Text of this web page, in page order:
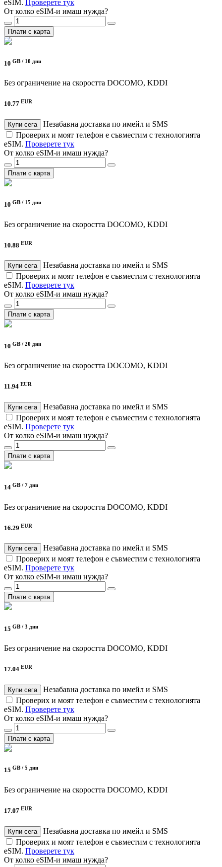
eSIM.
Проверете тук
От колко eSIM-и имаш нужда?
Плати с карта
10 GB / 10 дни
Без ограничение на скоростта DOCOMO, KDDI
10.77 EUR
Купи сега
Незабавна доставка по имейл и SMS
Проверих и моят телефон е съвместим с технологията
eSIM. Проверете тук
От колко eSIM-и имаш нужда?
Плати с карта
10 GB / 15 дни
Без ограничение на скоростта DOCOMO, KDDI
10.88 EUR
Купи сега
Незабавна доставка по имейл и SMS
Проверих и моят телефон е съвместим с технологията
eSIM. Проверете тук
От колко eSIM-и имаш нужда?
Плати с карта
10 GB / 20 дни
Без ограничение на скоростта DOCOMO, KDDI
11.94 EUR
Купи сега
Незабавна доставка по имейл и SMS
Проверих и моят телефон е съвместим с технологията
eSIM. Проверете тук
От колко eSIM-и имаш нужда?
Плати с карта
14 GB / 7 дни
Без ограничение на скоростта DOCOMO, KDDI
16.29 EUR
Купи сега
Незабавна доставка по имейл и SMS
Проверих и моят телефон е съвместим с технологията
eSIM. Проверете тук
От колко eSIM-и имаш нужда?
Плати с карта
15 GB / 3 дни
Без ограничение на скоростта DOCOMO, KDDI
17.04 EUR
Купи сега
Незабавна доставка по имейл и SMS
Проверих и моят телефон е съвместим с технологията
eSIM. Проверете тук
От колко eSIM-и имаш нужда?
Плати с карта
15 GB / 5 дни
Без ограничение на скоростта DOCOMO, KDDI
17.07 EUR
Купи сега
Незабавна доставка по имейл и SMS
Проверих и моят телефон е съвместим с технологията
eSIM. Проверете тук
От колко eSIM-и имаш нужда?